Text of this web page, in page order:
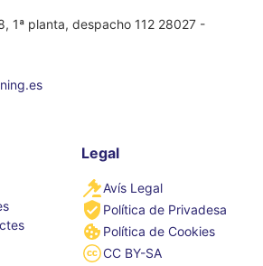
1ª planta, despacho 112 28027 -
Legal
Avís Legal
Política de Privadesa
Política de Cookies
CC BY-SA